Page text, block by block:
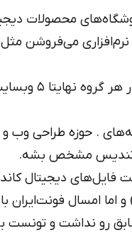
محصولات
می‌فروشن مثل
در مرحله اول همه شرکت‌
. حوزه طراحی وب
تندیس مشخص بشه.
فایل‌های دیجیتال
اما امسال فونت‌ایران
رو نداشت و تونست